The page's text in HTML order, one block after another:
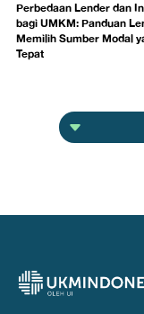
Perbedaan Lender dan
bagi UMKM: Panduan
Memilih Sumber Modal
Tepat